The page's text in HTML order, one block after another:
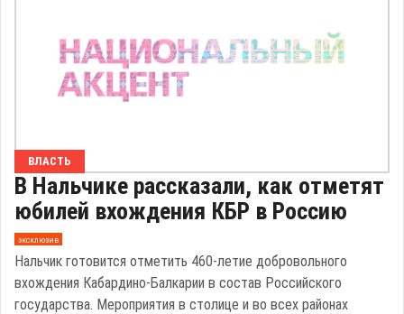
ВЛАСТЬ
В Нальчике рассказали, как отметят
юбилей вхождения КБР в Россию
эксклюзив
Нальчик готовится отметить 460-летие добровольного
вхождения Кабардино-Балкарии в состав Российского
государства. Мероприятия в столице и во всех районах